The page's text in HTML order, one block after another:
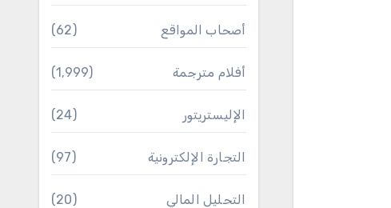
أصحاب المواقع (62)
أفلام مترجمة (1٬999)
الإليستريتور (24)
التجارة الإلكترونية (97)
التحليل المالي (20)